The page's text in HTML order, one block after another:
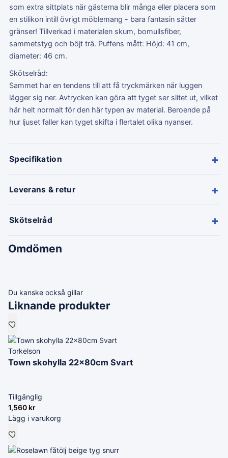
som extra sittplats när gästerna blir många eller placera som
en stilikon intill övrigt möblemang - bara fantasin sätter
gränser! Tillverkad i materialen skum, bomullsfiber,
sammetstyg och böjt trä. Puffens mått: Höjd: 41 cm,
diameter: 46 cm.
Skötselråd:
Sammet har en tendens till att få tryckmärken när luggen
lägger sig ner. Avtrycken kan göra att tyget ser slitet ut, vilket
här helt normalt för den här typen av material. Beroende på
hur ljuset faller kan tyget skifta i flertalet olika nyanser.
Specifikation +
Leverans & retur +
Skötselråd +
Omdömen
Du kanske också gillar
Liknande produkter
Torkelson
Town skohylla 22x80cm Svart
Tillgänglig
1,560 kr
Lägg i varukorg